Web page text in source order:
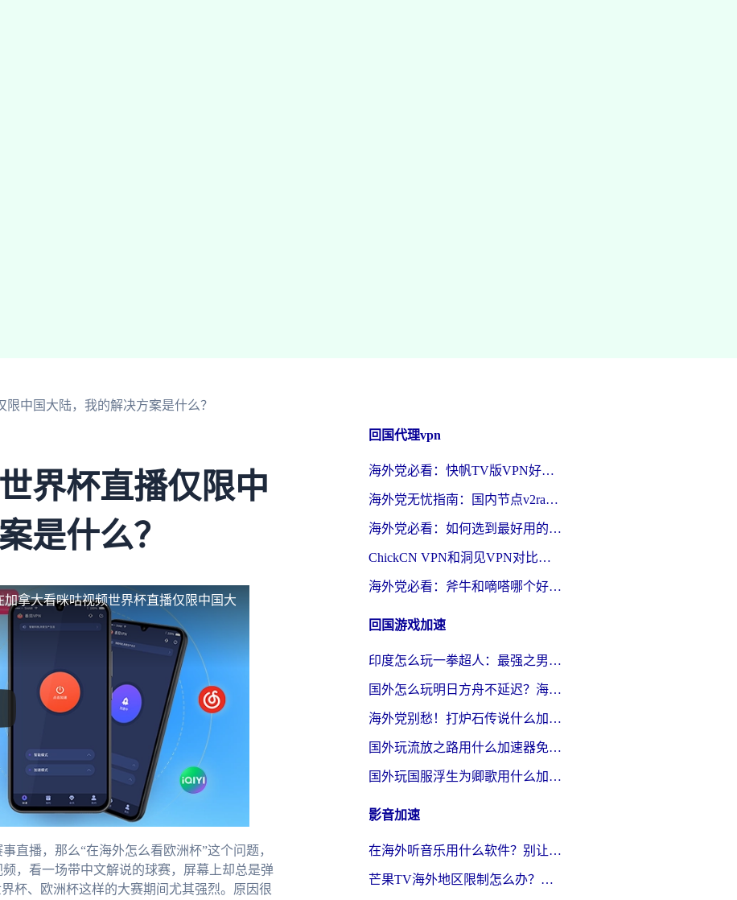
中国大陆，我的解决方案是什么？
界杯直播仅限中
是什么？
加拿大看咪咕视频世界杯直播仅限中国大
直播，那么“在海外怎么看欧洲杯”这个问题，
，看一场带中文解说的球赛，屏幕上却总是弹
杯、欧洲杯这样的大赛期间尤其强烈。原因很
回国代理vpn
海外党必看：快帆TV版VPN好用吗？和快游VPN对比哪个回国效果更好？附实用避坑指南
海外党无忧指南：国内节点v2ray怎么选？一键回国VPN+多场景实测帮你避坑
海外党必看：如何选到最好用的回国加速器？从节点到售后的全维度指南
ChickCN VPN和洞见VPN对比哪个回国效果更好？海外党亲测3款加速器+避坑指南
海外党必看：斧牛和嘀嗒哪个好？3个维度教你选对回国加速器
回国游戏加速
印度怎么玩一拳超人：最强之男？海外党国服游戏加速避坑指南
国外怎么玩明日方舟不延迟？海外玩家国服游戏加速终极指南（附DNF梦幻诛仙解决方案）
海外党别愁！打炉石传说什么加速器好用？3个实用技巧解决国服游戏卡顿
国外玩流放之路用什么加速器免费？海外党亲测有效的国服游戏加速指南
国外玩国服浮生为卿歌用什么加速器比较好？海外党亲测不踩坑指南
影音加速
在海外听音乐用什么软件？别让地域限制断了你的华语歌单
芒果TV海外地区限制怎么办？海外党追剧看片的实用加速器选择指南